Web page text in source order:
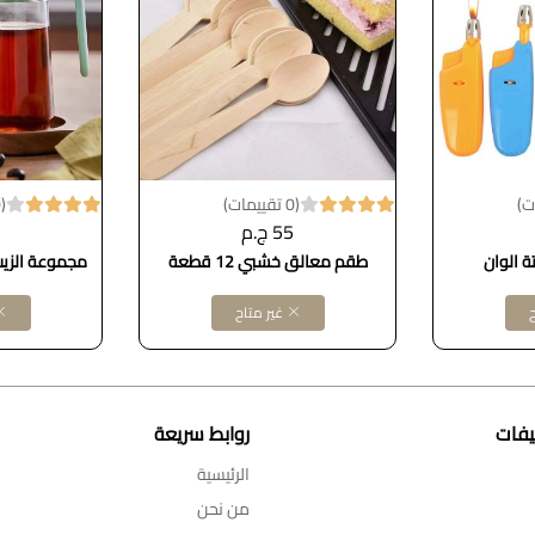
الوان
(0 تقييمات)
55 ج.م
طقم معالق خشبي 12 قطعة
غير متاح
(0 تقييمات)
مجموعة الزيت
روابط سريعة
الرئيسية
من نحن